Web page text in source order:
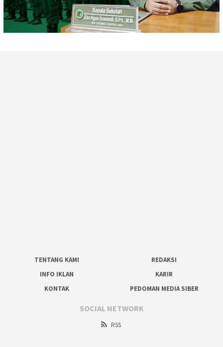
TENTANG KAMI
REDAKSI
INFO IKLAN
KARIR
KONTAK
PEDOMAN MEDIA SIBER
SOCIAL NETWORK
RSS